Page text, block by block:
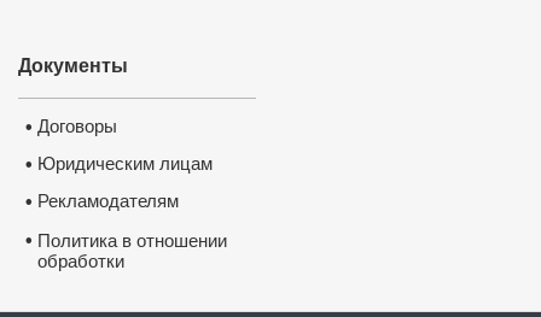
Документы
• Договоры
• Юридическим лицам
• Рекламодателям
• Политика в отношении
обработки